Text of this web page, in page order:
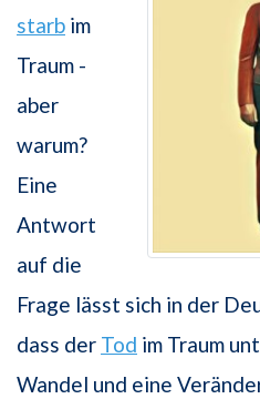
starb im
Traum -
aber
warum?
Eine
Antwort
auf die
Frage lässt sich in der
dass der Tod im Traum
Wandel und eine